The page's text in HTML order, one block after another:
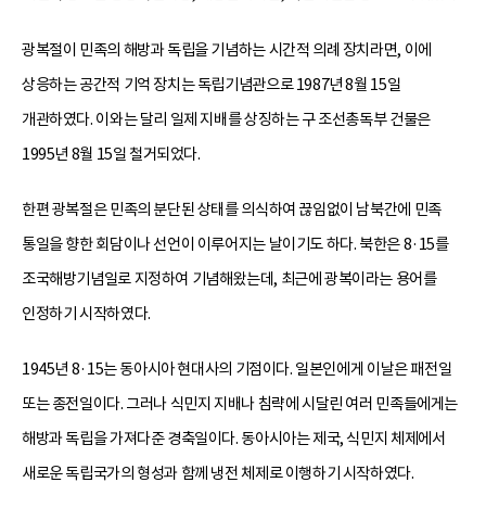
광복절이 민족의 해방과 독립을 기념하는 시간적 의례 장치라면, 이에
상응하는 공간적 기억 장치는 독립기념관으로 1987년 8월 15일
개관하였다. 이와는 달리 일제 지배를 상징하는 구 조선총독부 건물은
1995년 8월 15일 철거되었다.
한편 광복절은 민족의 분단된 상태를 의식하여 끊임없이 남북간에 민족
통일을 향한 회담이나 선언이 이루어지는 날이기도 하다. 북한은 8·15를
조국해방기념일로 지정하여 기념해왔는데, 최근에 광복이라는 용어를
인정하기 시작하였다.
1945년 8·15는 동아시아 현대사의 기점이다. 일본인에게 이날은 패전일
또는 종전일이다. 그러나 식민지 지배나 침략에 시달린 여러 민족들에게는
해방과 독립을 가져다준 경축일이다. 동아시아는 제국, 식민지 체제에서
새로운 독립국가의 형성과 함께 냉전 체제로 이행하기 시작하였다.